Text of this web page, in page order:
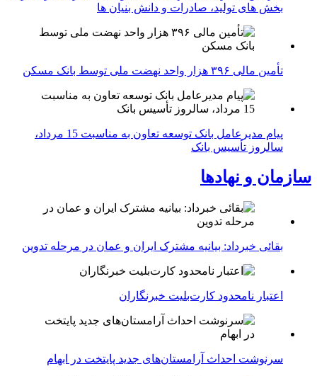
بخش های تولید، صادرات و دانش بنیان ها
تأمین مالی ۳۹۶ هزار واحد نهضت ملی توسط بانک مسکن
پیام مدیرعامل بانک توسعه تعاون به مناسبت 15 مرداد،
سالروز تأسیس بانک
سازمان و نهادها
بقائی خبرداد: بیانیه مشترک ایران و عمان در مرحله تدوین
اعتبار نامحدود کارت‌بلیت خبرنگاران
سرنوشت احداث آرامستان‌های جدید پایتخت در ابهام